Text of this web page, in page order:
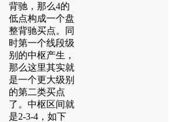
背驰，那么4的
低点构成一个盘
整背驰买点。同
时第一个线段级
别的中枢产生，
那么这里其实就
是一个更大级别
的第二类买点
了。中枢区间就
是2-3-4，如下